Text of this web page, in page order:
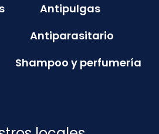
Antipulgas
Antiparasitario
Shampoo y perfumería